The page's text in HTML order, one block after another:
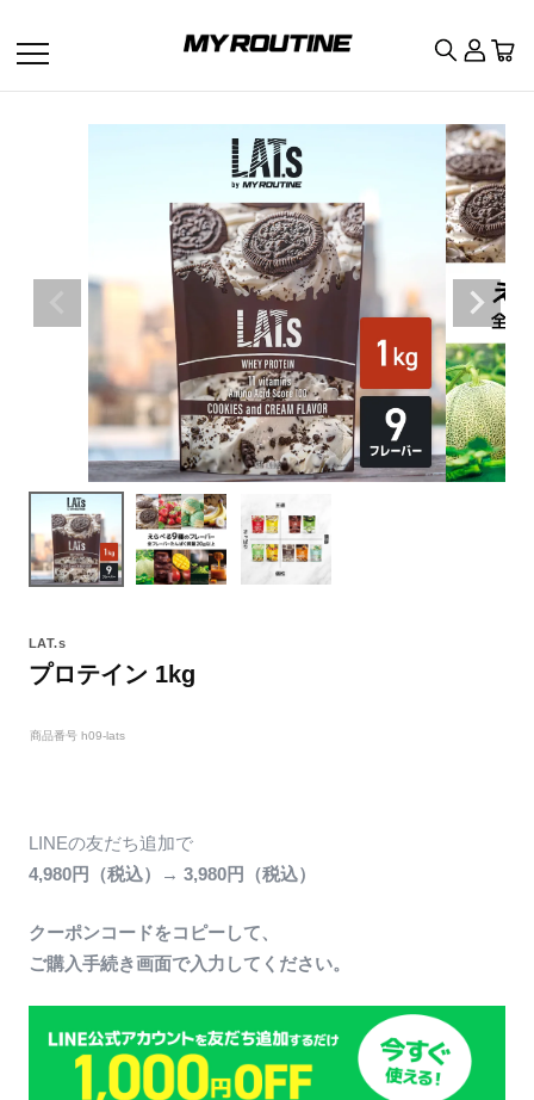
LAT.s
プロテイン 1kg
商品番号 h09-lats
LINEの友だち追加で
4,980円（税込）→ 3,980円（税込）
クーポンコードをコピーして、
ご購入手続き画面で入力してください。